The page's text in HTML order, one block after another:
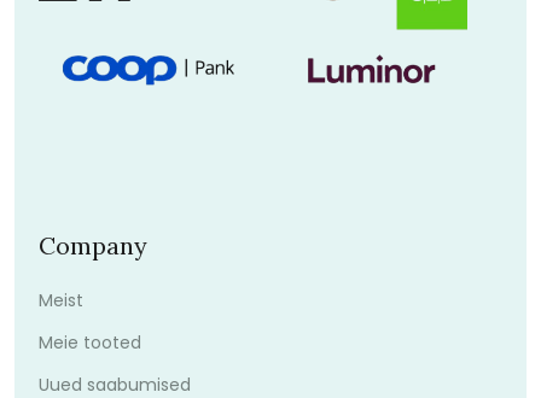
Company
Meist
Meie tooted
Uued saabumised